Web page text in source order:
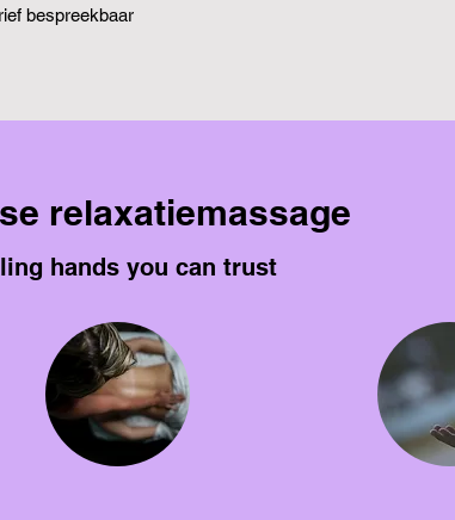
bespreekbaar
relaxatiemassage
hands you can trust